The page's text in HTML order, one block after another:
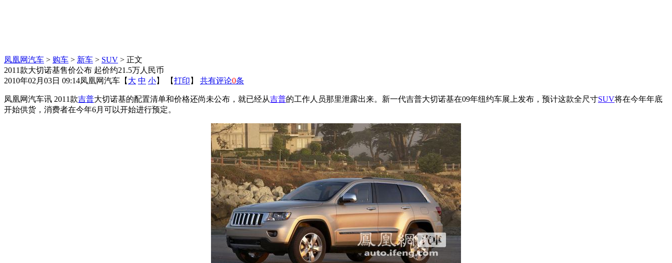
凤凰网汽车 > 购车 > 新车 > SUV > 正文
2011款大切诺基售价公布 起价约21.5万人民币
2010年02月03日 09:14凤凰网汽车 【 大 中 小】 【打印 】 共有评论0条
凤凰网汽车讯 2011款吉普大切诺基的配置清单和价格还尚未公布，就已经从吉普的工作人员那里泄露出来。新一代吉普大切诺基在09年纽约车展上发布，预计这款全尺寸SUV将在今年年底
开始供货，消费者在今年6月可以开始进行预定。